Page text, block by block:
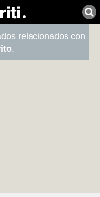
relacionados con
.